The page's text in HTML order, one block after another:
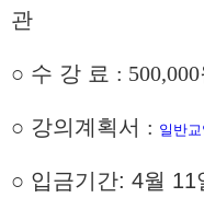
관
○ 수 강 료 : 500,000
○ 강의계획서 : 일반
○ 입금기간: 4월 11